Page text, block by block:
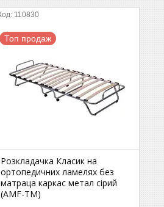
110830
Топ продаж
Розкладачка Класик на
ортопедичних ламелях без
матраца каркас метал сірий
(AMF-ТМ)